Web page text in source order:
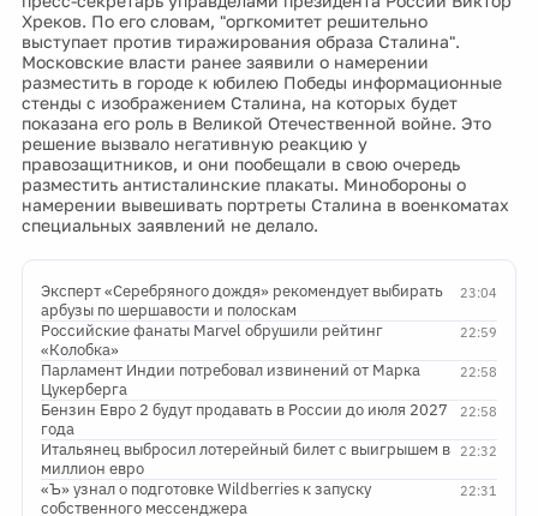
Хреков. По его словам, "оргкомитет решительно
выступает против тиражирования образа Сталина".
Московские власти ранее заявили о намерении
разместить в городе к юбилею Победы информационные
стенды с изображением Сталина, на которых будет
показана его роль в Великой Отечественной войне. Это
решение вызвало негативную реакцию у
правозащитников, и они пообещали в свою очередь
разместить антисталинские плакаты. Минобороны о
намерении вывешивать портреты Сталина в военкоматах
специальных заявлений не делало.
23:04
Эксперт «Серебряного дождя» рекомендует выбирать
арбузы по шершавости и полоскам
22:59
Российские фанаты Marvel обрушили рейтинг
«Колобка»
22:58
Парламент Индии потребовал извинений от Марка
Цукерберга
22:58
Бензин Евро 2 будут продавать в России до июля 2027
года
22:32
Итальянец выбросил лотерейный билет с выигрышем в
миллион евро
22:31
«Ъ» узнал о подготовке Wildberries к запуску
собственного мессенджера